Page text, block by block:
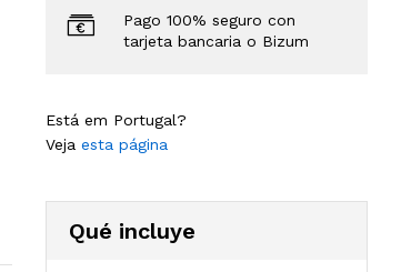
Pago 100% seguro con
tarjeta bancaria o Bizum
Está em Portugal?
Veja esta página
Qué incluye